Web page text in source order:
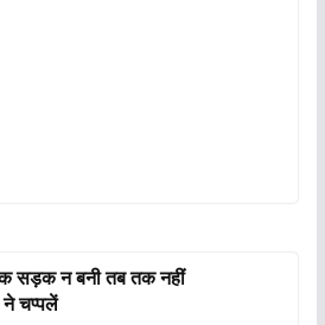
सड़क न बनी तब तक नहीं
ने चप्पलें